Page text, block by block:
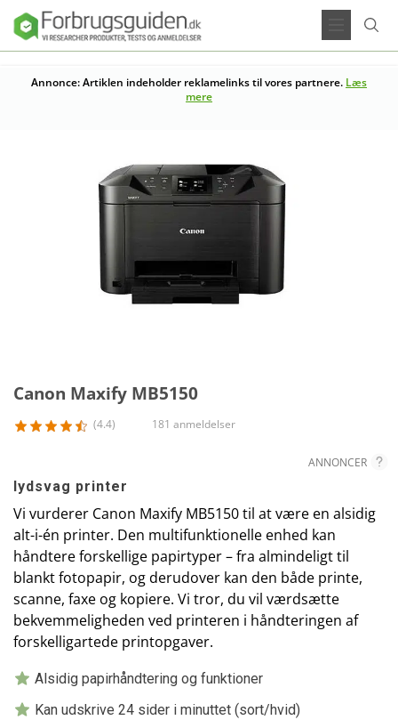
Annonce: Artiklen indeholder reklamelinks til vores partnere. Læs
mere
Canon Maxify MB5150
(4.4) 181 anmeldelser
ANNONCER
lydsvag printer
Vi vurderer Canon Maxify MB5150 til at være en alsidig
alt-i-én printer. Den multifunktionelle enhed kan
håndtere forskellige papirtyper – fra almindeligt til
blankt fotopapir, og derudover kan den både printe,
scanne, faxe og kopiere. Vi tror, du vil værdsætte
bekvemmeligheden ved printeren i håndteringen af
forskelligartede printopgaver.
Alsidig papirhåndtering og funktioner
Kan udskrive 24 sider i minuttet (sort/hvid)